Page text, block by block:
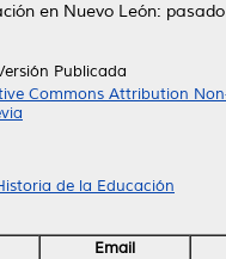
en Nuevo León:
Publicada
Commons Attribution
de la Educación
Email